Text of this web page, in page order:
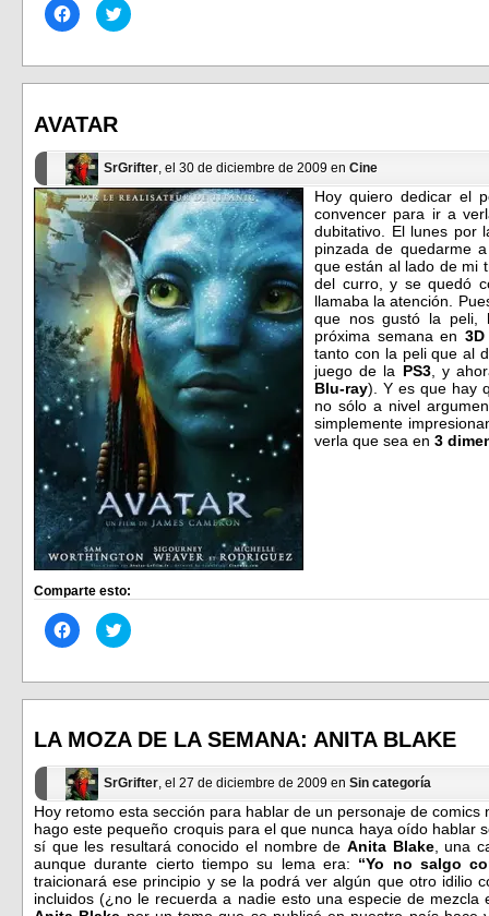
Haz
clic
en
(Se
en
una
nueva)
Haz
clic
en
(Se
nueva)
AVATAR
SrGrifter, el 30 de diciembre de 2009 en Cine
Hoy quiero dedicar el
convencer para ir a
dubitativo. El lunes por
pinzada de quedarme
que están al lado de mi
del curro, y se quedó
llamaba la atención.
que nos gustó la peli,
próxima semana en 3D
tanto con la peli que al
juego de la PS3, y
Blu-ray). Y es que hay
no sólo a nivel
simplemente
verla que sea en 3
Comparte esto:
Haz
clic
en
(Se
en
una
nueva)
Haz
clic
en
(Se
en
una
nueva)
LA MOZA DE LA SEMANA: ANITA BLAKE
SrGrifter, el 27 de diciembre de 2009 en Sin categoría
Hoy retomo esta sección para hablar de un personaje de
hago este pequeño croquis para el que nunca haya oído hablar
sí que les resultará conocido el nombre de Anita Blake, una
aunque durante cierto tiempo su lema era: “Yo no salgo
traicionará ese principio y se la podrá ver algún que otro idilio
incluidos (¿no le recuerda a nadie esto una especie de mezcla